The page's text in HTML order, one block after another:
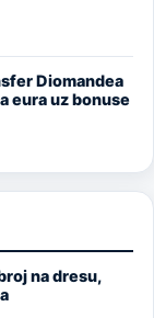
Diomandea
eura uz bonuse
na dresu,